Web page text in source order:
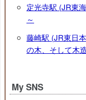
定光寺駅 (JR東
～
藤崎駅 (JR東日
の木、そして木
My SNS